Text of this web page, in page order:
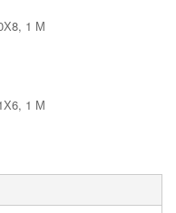
1 М
1 М